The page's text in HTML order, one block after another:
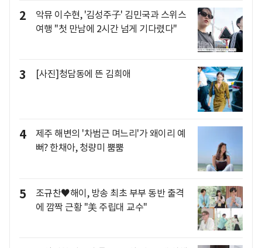
2
악뮤 이수현, '김성주子' 김민국과 스위스
여행 "첫 만남에 2시간 넘게 기다렸다"
3 [사진]청담동에 뜬 김희애
4
제주 해변의 '차범근 며느리'가 왜이리 예
뻐? 한채아, 청량미 뿜뿜
5
조규찬♥해이, 방송 최초 부부 동반 출격
에 깜짝 근황 "美 주립대 교수"